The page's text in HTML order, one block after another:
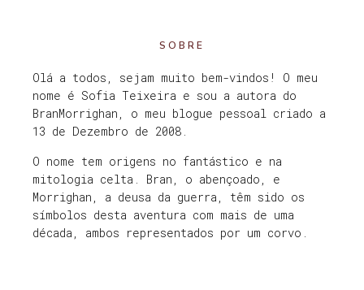
SOBRE
Olá a todos, sejam muito bem-vindos! O meu
nome é Sofia Teixeira e sou a autora do
BranMorrighan, o meu blogue pessoal criado a
13 de Dezembro de 2008.
O nome tem origens no fantástico e na
mitologia celta. Bran, o abençoado, e
Morrighan, a deusa da guerra, têm sido os
símbolos desta aventura com mais de uma
década, ambos representados por um corvo.